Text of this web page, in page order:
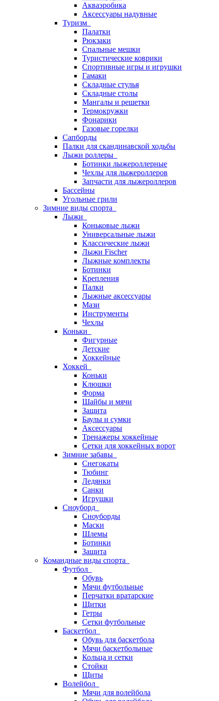
Акваэробика
Аксессуары надувные
Туризм
Палатки
Рюкзаки
Спальные мешки
Туристические коврики
Спортивные игры и игрушки
Гамаки
Складные стулья
Складные столы
Мангалы и решетки
Термокружки
Фонарики
Газовые горелки
Сапборды
Палки для скандинавской ходьбы
Лыжи роллеры
Ботинки лыжероллерные
Чехлы для лыжероллеров
Запчасти для лыжероллеров
Бассейны
Угольные грили
Зимние виды спорта
Лыжи
Коньковые лыжи
Универсальные лыжи
Классические лыжи
Лыжи Fischer
Лыжные комплекты
Ботинки
Крепления
Палки
Лыжные аксессуары
Мази
Инструменты
Чехлы
Коньки
Фигурные
Детские
Хоккейные
Хоккей
Коньки
Клюшки
Форма
Шайбы и мячи
Защита
Баулы и сумки
Аксессуары
Тренажеры хоккейные
Сетки для хоккейных ворот
Зимние забавы
Снегокаты
Тюбинг
Ледянки
Санки
Игрушки
Сноуборд
Сноуборды
Маски
Шлемы
Ботинки
Защита
Командные виды спорта
Футбол
Обувь
Мячи футбольные
Перчатки вратарские
Щитки
Гетры
Сетки футбольные
Баскетбол
Обувь для баскетбола
Мячи баскетбольные
Кольца и сетки
Стойки
Щиты
Волейбол
Мячи для волейбола